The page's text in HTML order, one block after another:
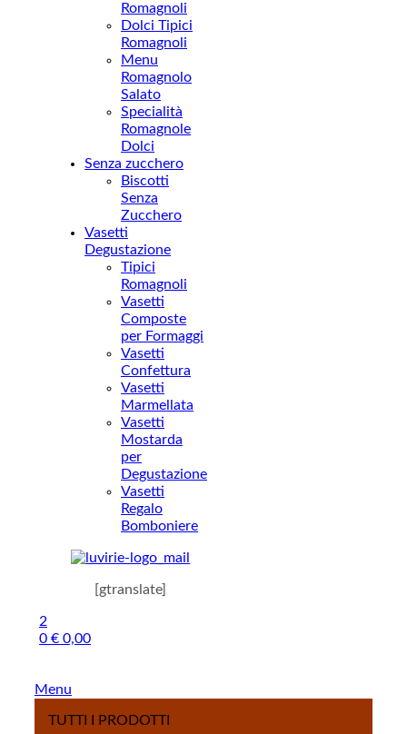
Romagnoli
Dolci Tipici
Romagnoli
Menu
Romagnolo
Salato
Specialità
Romagnole
Dolci
Senza zucchero
Biscotti
Senza
Zucchero
Vasetti
Degustazione
Tipici
Romagnoli
Vasetti
Composte
per Formaggi
Vasetti
Confettura
Vasetti
Marmellata
Vasetti
Mostarda
per
Degustazione
Vasetti
Regalo
Bomboniere
[gtranslate]
2
0 € 0,00
Menu
TUTTI I PRODOTTI